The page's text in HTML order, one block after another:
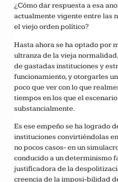
¿Cómo dar respuesta a esa
actualmente vigente entre las
el viejo orden político?
Hasta ahora se ha optado por
ultranza de la vieja
de gastadas instituciones y
funcionamiento, y otorgarles
poco que ver con lo que
tiempos en los que el
substancialmente.
Es ese empeño se ha logrado
instituciones convirtiéndolas
no pocos casos- en un
conducido a un determinismo
justificadora de la
creencia de la imposi-bilidad